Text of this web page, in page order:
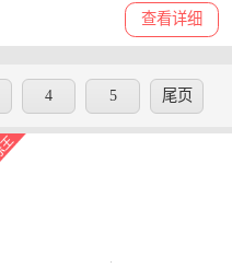
查看详细
4 5 尾页